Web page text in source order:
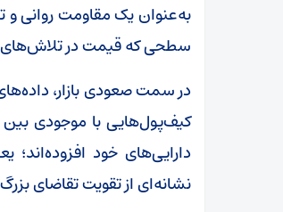
به‌عنوان یک مقاومت روانی و
سطحی که قیمت در تلاش‌های
در سمت صعودی بازار،
دارایی‌های خود
نشانه‌ای از تقویت تقاضای